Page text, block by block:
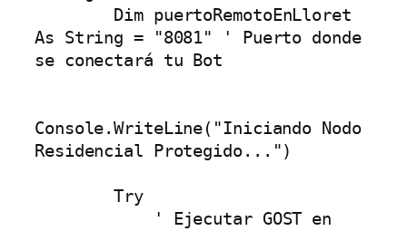
As String = "8081" ' Puerto donde
se conectará tu Bot
Console.WriteLine("Iniciando Nodo
Residencial Protegido...")
        Try